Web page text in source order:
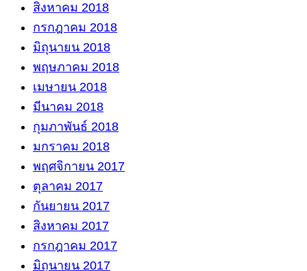
สิงหาคม 2018
กรกฎาคม 2018
มิถุนายน 2018
พฤษภาคม 2018
เมษายน 2018
มีนาคม 2018
กุมภาพันธ์ 2018
มกราคม 2018
พฤศจิกายน 2017
ตุลาคม 2017
กันยายน 2017
สิงหาคม 2017
กรกฎาคม 2017
มิถุนายน 2017